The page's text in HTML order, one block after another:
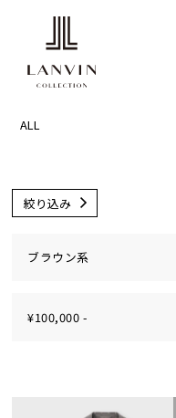
ALL
絞り込み
ブラウン系
¥100,000 -